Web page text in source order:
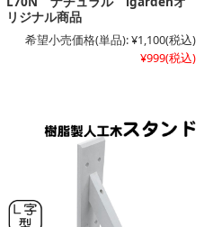
リジナル商品
希望小売価格(単品):¥1,100(税込)
¥999(税込)